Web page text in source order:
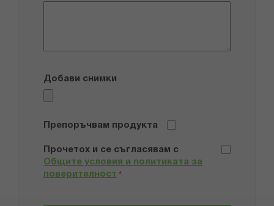
Добави снимки
Препоръчвам продукта
Прочетох и се съгласявам с
Общите условия и политиката за
поверителност *